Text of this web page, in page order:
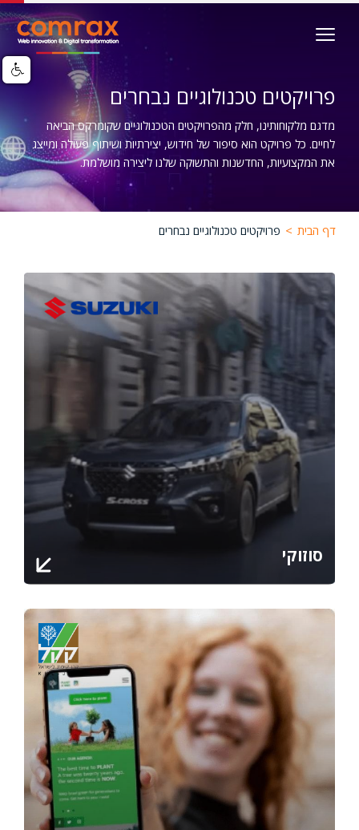
דילוג
לתוכן
העיקרי
פרויקטים טכנולוגיים נבחרים
מדגם מלקוחותינו, חלק מהפרויקטים הטכנולוגיים שקומרקס הביאה
לחיים. כל פרויקט הוא סיפור של חידוש, יצירתיות ושיתוף פעולה ומייצג
את המקצועיות, החדשנות והתשוקה שלנו ליצירה מושלמת.
Image
דף הבית > פרויקטים טכנולוגיים נבחרים
סוזוקי